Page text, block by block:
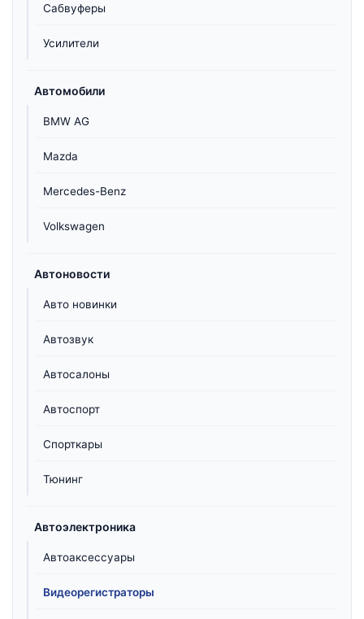
Сабвуферы
Усилители
Автомобили
BMW AG
Mazda
Mercedes-Benz
Volkswagen
Автоновости
Авто новинки
Автозвук
Автосалоны
Автоспорт
Спорткары
Тюнинг
Автоэлектроника
Автоаксессуары
Видеорегистраторы